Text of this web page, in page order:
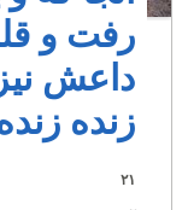
رفت و
داعش
زنده
۲۱